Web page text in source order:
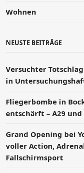
Wohnen
NEUSTE BEITRÄGE
Versucht­er
in
Fliegerbombe in
entschärft – A29
Grand Opening bei
voller Action,
Fallschirmsport